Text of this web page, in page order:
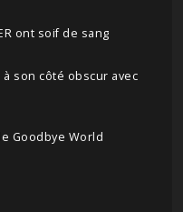
ont soif de sang
à son côté obscur avec
Goodbye World